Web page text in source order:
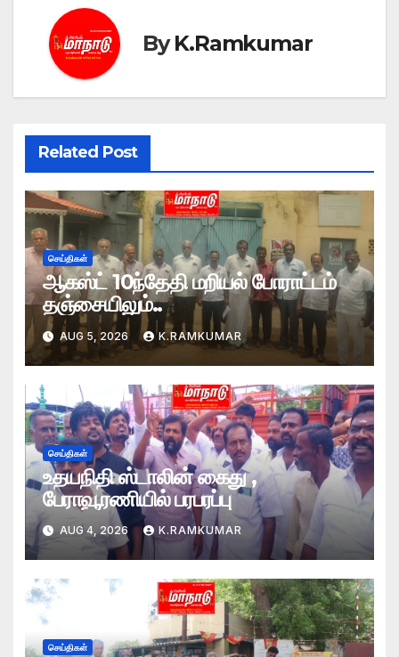
ByK.Ramkumar
Related Post
செய்திகள்
ஆகஸ்ட் 10ந்தேதி மறியல் போராட்டம்
தஞ்சையிலும்..
AUG 5, 2026 K.RAMKUMAR
செய்திகள்
உதயநிதி ஸ்டாலின் கைது ,
பேராவூரணியில் பரபரப்பு
AUG 4, 2026 K.RAMKUMAR
செய்திகள்